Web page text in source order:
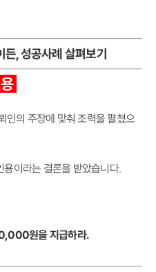
든, 성공사례 살펴보기
인의 주장에 맞춰 조력을 펼쳤으
이라는 결론을 받았습니다.
원을 지급하라.